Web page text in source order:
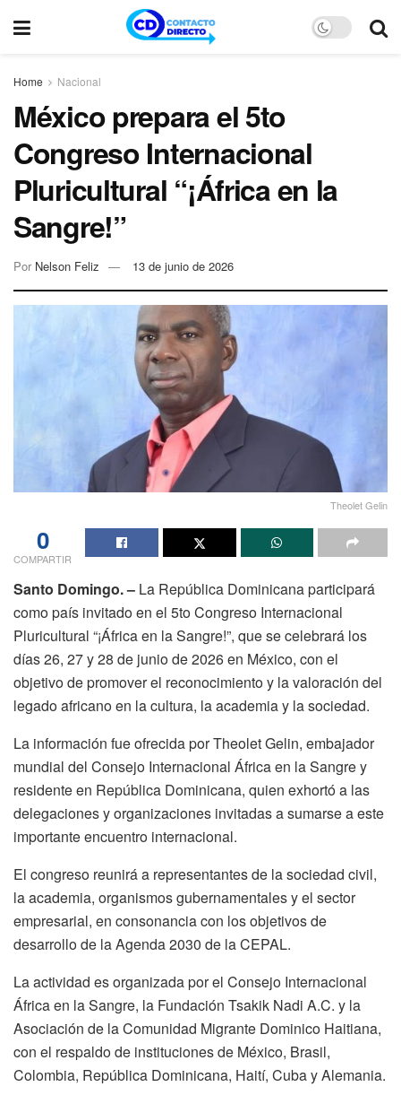
Home Nacional
México prepara el 5to
Congreso Internacional
Pluricultural “¡África en la
Sangre!”
Por Nelson Feliz 13 de junio de 2026
Theolet Gelin
0
COMPARTIR
Santo Domingo. – La República Dominicana participará
como país invitado en el 5to Congreso Internacional
Pluricultural “¡África en la Sangre!”, que se celebrará los
días 26, 27 y 28 de junio de 2026 en México, con el
objetivo de promover el reconocimiento y la valoración del
legado africano en la cultura, la academia y la sociedad.
La información fue ofrecida por Theolet Gelin, embajador
mundial del Consejo Internacional África en la Sangre y
residente en República Dominicana, quien exhortó a las
delegaciones y organizaciones invitadas a sumarse a este
importante encuentro internacional.
El congreso reunirá a representantes de la sociedad civil,
la academia, organismos gubernamentales y el sector
empresarial, en consonancia con los objetivos de
desarrollo de la Agenda 2030 de la CEPAL.
La actividad es organizada por el Consejo Internacional
África en la Sangre, la Fundación Tsakik Nadi A.C. y la
Asociación de la Comunidad Migrante Dominico Haitiana,
con el respaldo de instituciones de México, Brasil,
Colombia, República Dominicana, Haití, Cuba y Alemania.